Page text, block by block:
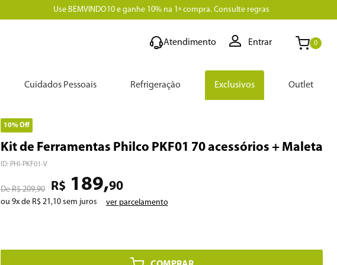
Use BEMVINDO10 e ganhe 10% na 1ª compra. Consulte regras
Atendimento Entrar 0
Cuidados Pessoais Refrigeração Exclusivos Outlet
10%Off
Kit de Ferramentas Philco PKF01 70 acessórios + Maleta
ID: PHI-PKF01-V
R$ 209,90 R$ 189,90
ou 9x de R$ 21,10sem juros ver parcelamento